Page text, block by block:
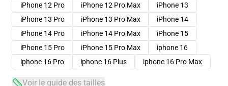
iPhone 12 Pro
iPhone 12 Pro Max
iPhone 13
iPhone 13 Pro
iPhone 13 Pro Max
iPhone 14
iPhone 14 Pro
iPhone 14 Pro Max
iPhone 15
iPhone 15 Pro
iPhone 15 Pro Max
iphone 16
iphone 16 Pro
iphone 16 Plus iphone 16 Pro Max
Voir le guide des tailles